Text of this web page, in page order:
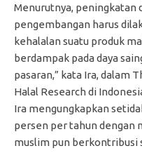
Menurutnya, peningkatan
pengembangan harus
kehalalan suatu produk
berdampak pada daya
pasaran,” kata Ira, dalam
Halal Research di
Ira mengungkapkan
persen per tahun dengan
muslim pun berkontribusi